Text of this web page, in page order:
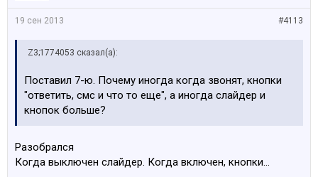
#4113
19 сен 2013
Z3;1774053 сказал(а):
Поставил 7-ю. Почему иногда когда звонят, кнопки
"ответить, смс и что то еще", а иногда слайдер и
кнопок больше?
Разобрался
Когда выключен слайдер. Когда включен, кнопки...